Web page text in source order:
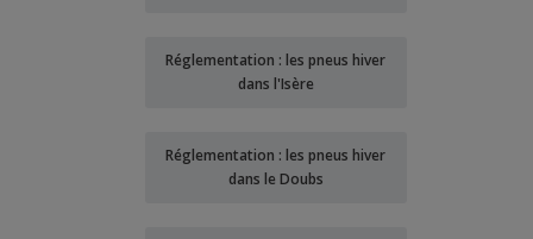
Réglementation : les pneus hiver
dans l'Isère
Réglementation : les pneus hiver
dans le Doubs